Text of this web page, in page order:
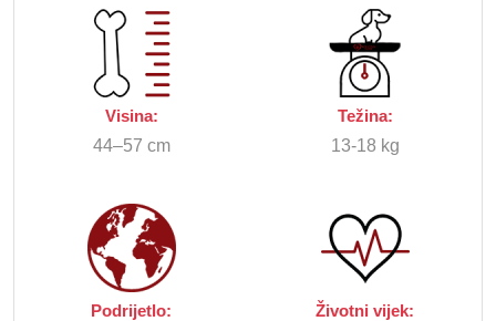
Visina:
44–57 cm
Težina:
13-18 kg
Podrijetlo: Životni vijek: